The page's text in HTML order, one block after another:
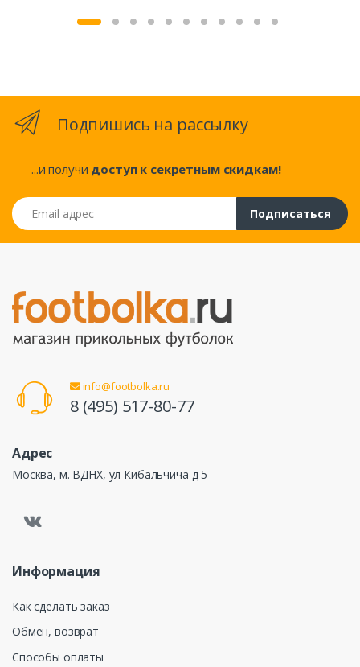
Подпишись на рассылку
...и получи доступ к секретным скидкам!
Email адрес
Подписаться
info@footbolka.ru
8 (495) 517-80-77
Адрес
Москва, м. ВДНХ, ул Кибальчича д 5
Информация
Как сделать заказ
Обмен, возврат
Способы оплаты